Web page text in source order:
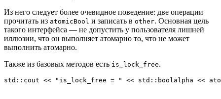
Из него следует более очевидное поведение: две операции
прочитать из atomicBool и записать в other. Основная цель
такого интерфейса — не допустить у пользователя лишней
иллюзии, что он выполняет атомарно то, что не может
выполнить атомарно.
Также из базовых методов есть is_lock_free.
std::cout << "is_lock_free = " << std::boolalpha <<